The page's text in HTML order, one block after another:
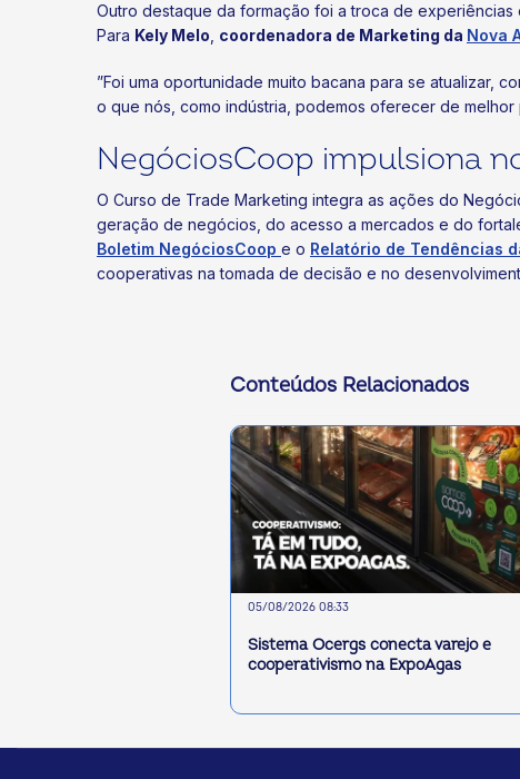
Outro destaque da formação foi a troca de
Para Kely Melo, coordenadora de Marketing da Nova
”Foi uma oportunidade muito bacana para se atualizar,
o que nós, como indústria, podemos oferecer de
NegóciosCoop impulsiona
O Curso de Trade Marketing integra as ações do
geração de negócios, do acesso a mercados e do
Boletim NegóciosCoop e o Relatório de Tendências
cooperativas na tomada de decisão e no
Conteúdos Relacionados
05/08/2026 08:33
Sistema Ocergs conecta varejo e
cooperativismo na ExpoAgas